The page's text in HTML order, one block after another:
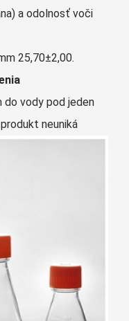
a odolnosť voči
25,70±2,00.
vody pod jeden
neuniká